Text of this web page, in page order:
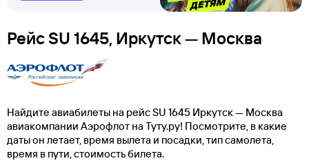
Рейс SU 1645, Иркутск — Москва
Найдите авиабилеты на рейс SU 1645 Иркутск — Москва
авиакомпании Аэрофлот на Туту.ру! Посмотрите, в какие
даты он летает, время вылета и посадки, тип самолета,
время в пути, стоимость билета.